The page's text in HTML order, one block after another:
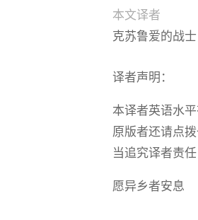
本文译者
克苏鲁爱的战
译者声明：
本译者英语水
原版者还请点
当追究译者责
愿异乡者安息